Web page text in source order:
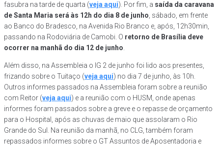
fasubra na tarde de quarta (veja aqui). Por fim, a saída da caravana
de Santa Maria será às 12h do dia 8 de junho, sábado, em frente
ao Banco do Bradesco, na Avenida Rio Branco e, após, 12h30min,
passando na Rodoviária de Camobi. O retorno de Brasília deve
ocorrer na manhã do dia 12 de junho.
Além disso, na Assembleia o IG 2 de junho foi lido aos presentes,
frizando sobre o Tuitaço (veja aqui) no dia 7 de junho, às 10h.
Outros informes passados na Assembleia foram sobre a reunião
com Reitor (veja aqui) e a reunião com o HUSM, onde apenas
informes foram passados sobre a greve e o repasse de orçamento
para o Hospital, após as chuvas de maio que assolaram o Rio
Grande do Sul. Na reunião da manhã, no CLG, também foram
repassados informes sobre o GT Assuntos de Aposentadoria e